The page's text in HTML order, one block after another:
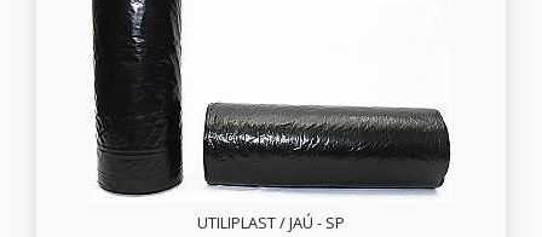
UTILIPLAST / JAÚ - SP